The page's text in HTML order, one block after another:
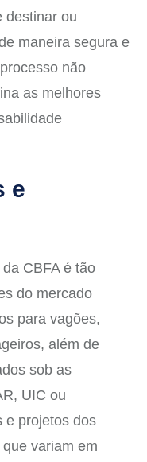
destinar ou
maneira segura e
não
as melhores
e
CBFA é tão
do mercado
para vagões,
além de
sob as
UIC ou
e projetos dos
variam em